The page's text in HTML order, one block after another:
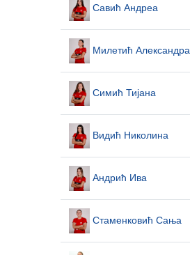
Савић Андреа
Милетић Александра
Симић Тијана
Видић Николина
Андрић Ива
Стаменковић Сања